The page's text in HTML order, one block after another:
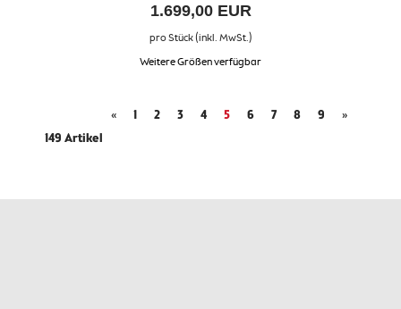
1.699,00 EUR
pro Stück (inkl. MwSt.)
Weitere Größen verfügbar
« 1 2 3 4 5 6 7 8 9
»
149 Artikel